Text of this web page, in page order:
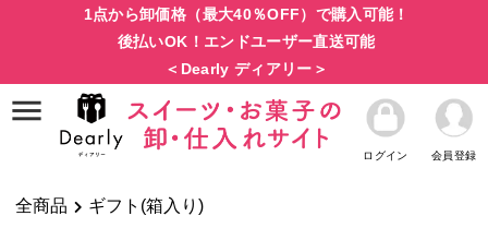
1点から卸価格（最大40％OFF）で購入可能！
後払いOK！エンドユーザー直送可能
＜Dearly ディアリー＞
ログイン 会員登録
全商品 ギフト(箱入り)